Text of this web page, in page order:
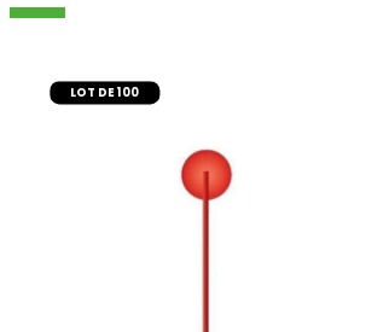
LOT DE 100